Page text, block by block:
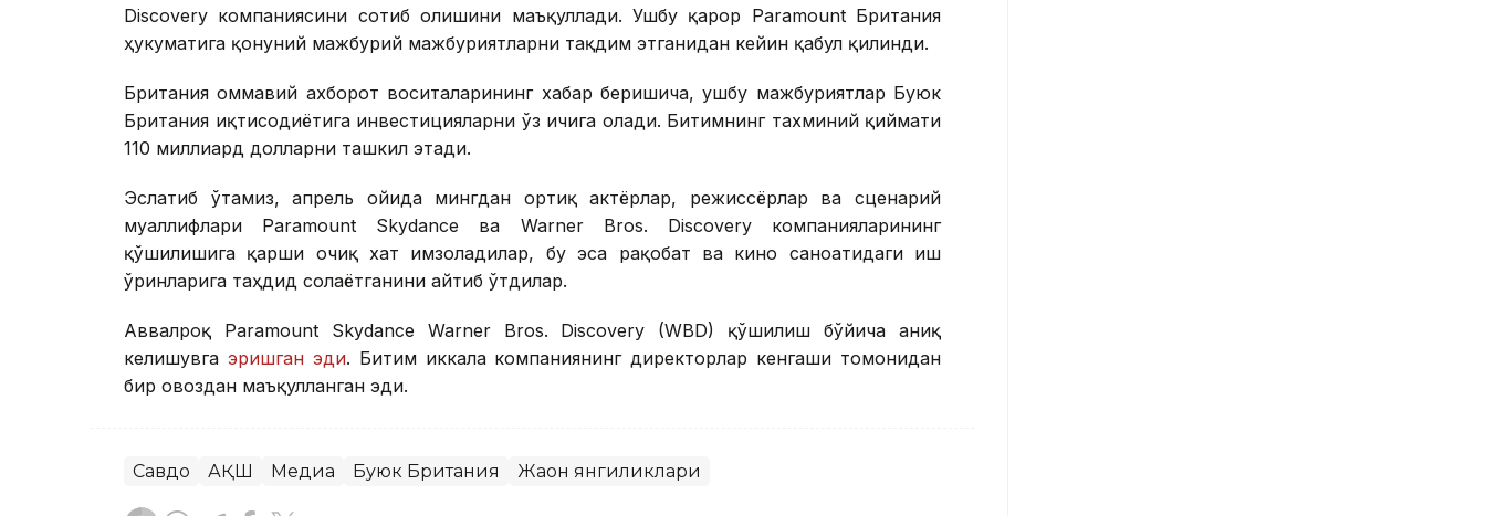
Discovery компаниясини сотиб олишини маъқуллади. Ушбу қарор Paramount Британия
ҳукуматига қонуний мажбурий мажбуриятларни тақдим этганидан кейин қабул қилинди.
Британия оммавий ахборот воситаларининг хабар беришича, ушбу мажбуриятлар Буюк
Британия иқтисодиётига инвестицияларни ўз ичига олади. Битимнинг тахминий қиймати
110 миллиард долларни ташкил этади.
Эслатиб ўтамиз, апрель ойида мингдан ортиқ актёрлар, режиссёрлар ва сценарий
муаллифлари Paramount Skydance ва Warner Bros. Discovery компанияларининг
қўшилишига қарши очиқ хат имзоладилар, бу эса рақобат ва кино саноатидаги иш
ўринларига таҳдид солаётганини айтиб ўтдилар.
Аввалроқ Paramount Skydance Warner Bros. Discovery (WBD) қўшилиш бўйича аниқ
келишувга эришган эди. Битим иккала компаниянинг директорлар кенгаши томонидан
бир овоздан маъқулланган эди.
Савдо АҚШ Медиа Буюк Британия Жаҳон янгиликлари